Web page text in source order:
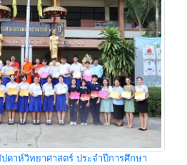
ดาห์วิทยาศาสตร์ ประจำปีการศึกษา